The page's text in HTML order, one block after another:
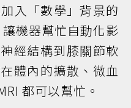
入「數學」背景的
機器幫忙自動化影
經結構到膝關節軟
體內的擴散、微血
都可以幫忙。